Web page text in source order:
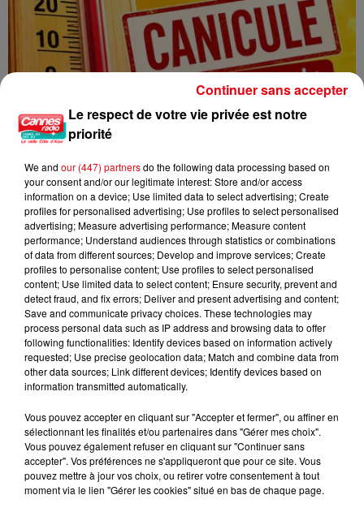
CANICULE : 12 DÉPARTEMENTS EN VIGILANCE ORANGE CE WEEK-END
Le respect de votre vie privée est notre
priorité
We and our (447) partnersdo the following data processing based on
your consent and/or our legitimate interest: Store and/or access
information on a device; Use limited data to select advertising; Create
profiles for personalised advertising; Use profiles to select personalised
advertising; Measure advertising performance; Measure content
performance; Understand audiences through statistics or combinations
of data from different sources; Develop and improve services; Create
profiles to personalise content; Use profiles to select personalised
content; Use limited data to select content; Ensure security, prevent and
detect fraud, and fix errors; Deliver and present advertising and content;
Save and communicate privacy choices. These technologies may
process personal data such as IP address and browsing data to offer
following functionalities: Identify devices based on information actively
requested; Use precise geolocation data; Match and combine data from
other data sources; Link different devices; Identify devices based on
information transmitted automatically.
Vous pouvez accepter en cliquant sur "Accepter et fermer", ou affiner en
sélectionnant les finalités et/ou partenaires dans "Gérer mes choix".
Vous pouvez également refuser en cliquant sur "Continuer sans
accepter". Vos préférences ne s'appliqueront que pour ce site. Vous
pouvez mettre à jour vos choix, ou retirer votre consentement à tout
moment via le lien "Gérer les cookies" situé en bas de chaque page.
Continuer sans accepter